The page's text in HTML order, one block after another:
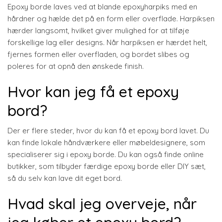
Epoxy borde laves ved at blande epoxyharpiks med en
hårdner og hælde det på en form eller overflade. Harpiksen
hærder langsomt, hvilket giver mulighed for at tilføje
forskellige lag eller designs. Når harpiksen er hærdet helt,
fjernes formen eller overfladen, og bordet slibes og
poleres for at opnå den ønskede finish.
Hvor kan jeg få et epoxy
bord?
Der er flere steder, hvor du kan få et epoxy bord lavet. Du
kan finde lokale håndværkere eller møbeldesignere, som
specialiserer sig i epoxy borde. Du kan også finde online
butikker, som tilbyder færdige epoxy borde eller DIY sæt,
så du selv kan lave dit eget bord.
Hvad skal jeg overveje, når